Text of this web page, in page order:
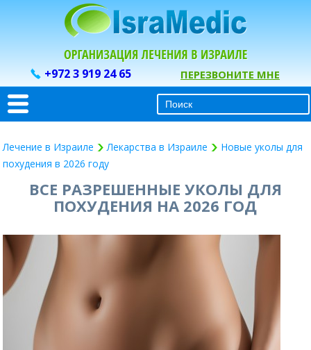
+972 3 919 24 65 ПЕРЕЗВОНИТЕ МНЕ
Лечение в Израиле Лекарства в Израиле
Новые уколы для
похудения в 2026 году
ВСЕ РАЗРЕШЕННЫЕ УКОЛЫ ДЛЯ
ПОХУДЕНИЯ НА 2026 ГОД